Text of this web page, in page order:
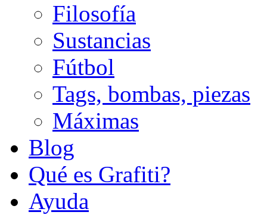
Filosofía
Sustancias
Fútbol
Tags, bombas, piezas
Máximas
Blog
Qué es Grafiti?
Ayuda